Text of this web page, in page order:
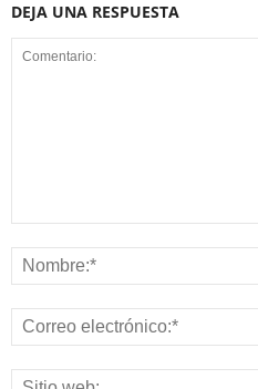
DEJA UNA RESPUESTA